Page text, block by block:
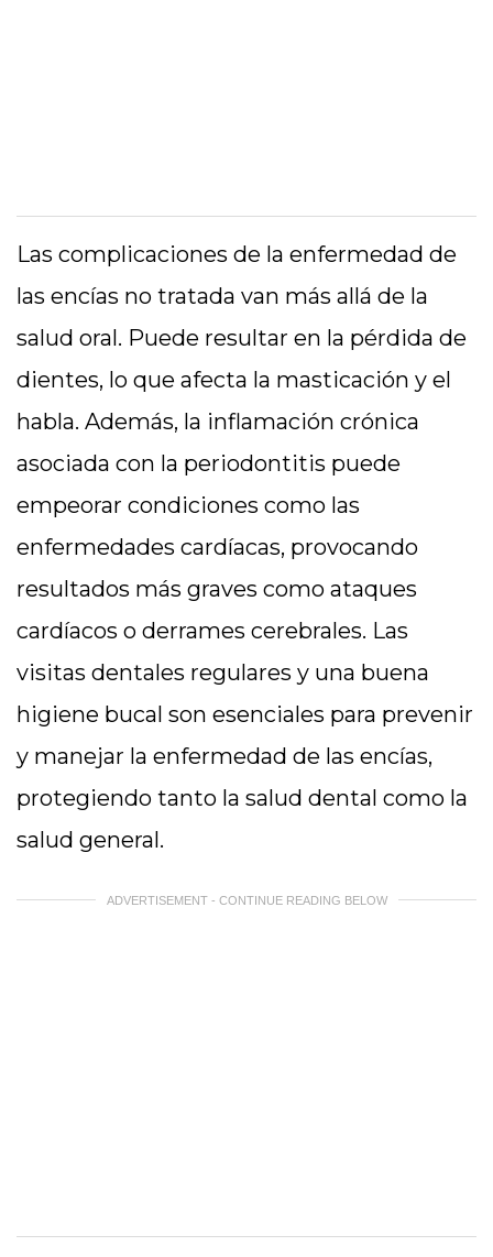
Las complicaciones de la enfermedad de
las encías no tratada van más allá de la
salud oral. Puede resultar en la pérdida de
dientes, lo que afecta la masticación y el
habla. Además, la inflamación crónica
asociada con la periodontitis puede
empeorar condiciones como las
enfermedades cardíacas, provocando
resultados más graves como ataques
cardíacos o derrames cerebrales. Las
visitas dentales regulares y una buena
higiene bucal son esenciales para prevenir
y manejar la enfermedad de las encías,
protegiendo tanto la salud dental como la
salud general.
ADVERTISEMENT - CONTINUE READING BELOW